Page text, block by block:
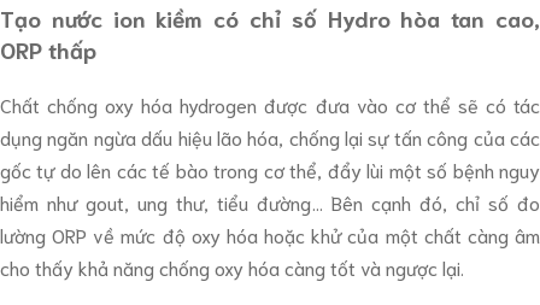
Tạo nước ion kiềm có chỉ số Hydro hòa tan cao,
ORP thấp
Chất chống oxy hóa hydrogen được đưa vào cơ thể sẽ có tác
dụng ngăn ngừa dấu hiệu lão hóa, chống lại sự tấn công của các
gốc tự do lên các tế bào trong cơ thể, đẩy lùi một số bệnh nguy
hiểm như gout, ung thư, tiểu đường… Bên cạnh đó, chỉ số đo
lường ORP về mức độ oxy hóa hoặc khử của một chất càng âm
cho thấy khả năng chống oxy hóa càng tốt và ngược lại.